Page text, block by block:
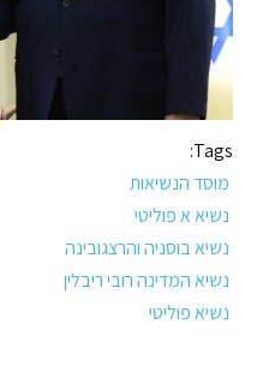
Tags:
מוסד הנשיאות
נשיא א פוליטי
נשיא בוסניה והרצגובינה
נשיא המדינה רובי ריבלין
נשיא פוליטי